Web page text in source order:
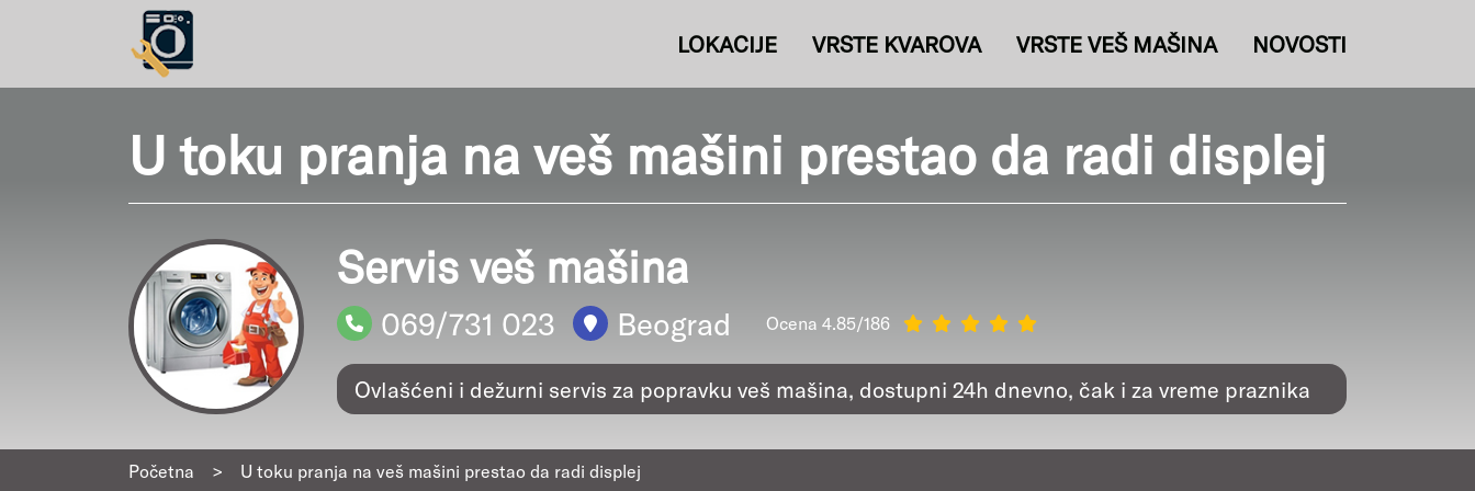
LOKACIJE VRSTE KVAROVA VRSTE VEŠ MAŠINA NOVOSTI
U toku pranja na veš mašini prestao da radi displej
Servis veš mašina
069/731 023 Beograd Ocena 4.85/186
Ovlašćeni i dežurni servis za popravku veš mašina, dostupni 24h dnevno, čak i za vreme praznika
Početna > U toku pranja na veš mašini prestao da radi displej